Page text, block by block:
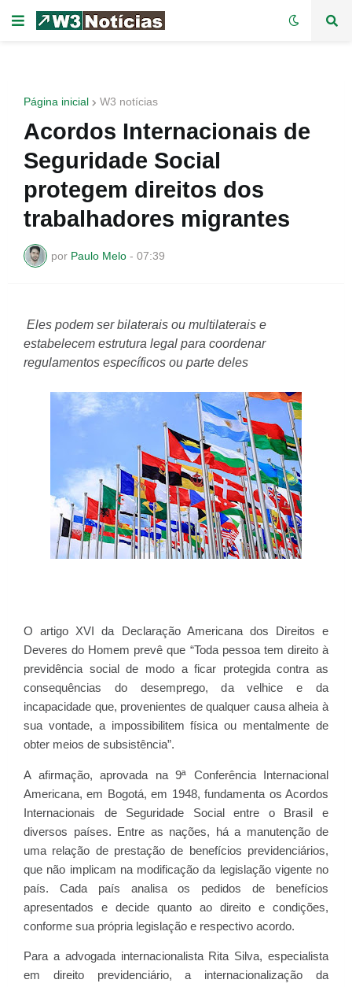
Página inicial W3 notícias
Acordos Internacionais de
Seguridade Social
protegem direitos dos
trabalhadores migrantes
por Paulo Melo - 07:39
Eles podem ser bilaterais ou multilaterais e
estabelecem estrutura legal para coordenar
regulamentos específicos ou parte deles
O artigo XVI da Declaração Americana dos Direitos e
Deveres do Homem prevê que “Toda pessoa tem direito à
previdência social de modo a ficar protegida contra as
consequências do desemprego, da velhice e da
incapacidade que, provenientes de qualquer causa alheia à
sua vontade, a impossibilitem física ou mentalmente de
obter meios de subsistência”.
A afirmação, aprovada na 9ª Conferência Internacional
Americana, em Bogotá, em 1948, fundamenta os Acordos
Internacionais de Seguridade Social entre o Brasil e
diversos países. Entre as nações, há a manutenção de
uma relação de prestação de benefícios previdenciários,
que não implicam na modificação da legislação vigente no
país. Cada país analisa os pedidos de benefícios
apresentados e decide quanto ao direito e condições,
conforme sua própria legislação e respectivo acordo.
Para a advogada internacionalista Rita Silva, especialista
em direito previdenciário, a internacionalização da